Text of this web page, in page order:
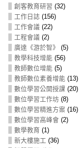
創客教育研習 (32)
工作日誌 (156)
工作會議 (22)
工程會議 (2)
廣達《游於智》
(5)
教學科技增能(56)
教師數位增能(5)
教師數位素養增能(13)
數位學習公開授課 (20)
數位學習工作坊(8)
數位學習精進方案 (16)
數位學習高峰會 (2)
數學教育 (1)
新大樓施工 (36)